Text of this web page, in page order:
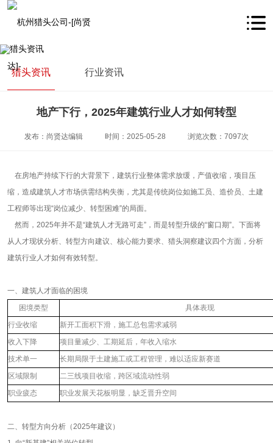
猎头资讯 行业资讯
地产下行，2025年建筑行业人才如何转型
发布：尚贤达编辑 时间：2025-05-28 浏览次数：7097次
在房地产持续下行的大背景下，建筑行业整体需求放缓，产值收缩，项目压
缩，造成建筑人才市场供需结构失衡，尤其是传统岗位如施工员、造价员、土建
工程师等出现“岗位减少、转型困难”的局面。
然而， 2025年并不是“建筑人才无路可走”，而是转型升级的“窗口期”。下面将
从人才现状分析、转型方向建议、核心能力要求、猎头洞察建议四个方面，分析
建筑行业人才如何有效转型。
一、建筑人才面临的困境
困境类型
具体表现
行业收缩
新开工面积下滑，施工总包需求减弱
收入下降
项目量减少、工期延后，年收入缩水
技术单一
长期局限于土建施工或工程管理，难以适应新赛道
区域限制
二三线项目收缩，跨区域流动性弱
职业疲态
职业发展天花板明显，缺乏晋升空间
二、转型方向分析（2025年建议）